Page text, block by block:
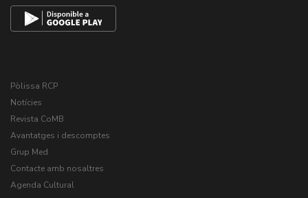
Pòlissa RCP
Notícies
Revista CoMB
Avantatges i descomptes
Grup Med
Contacte amb nosaltres
Agenda Cultural